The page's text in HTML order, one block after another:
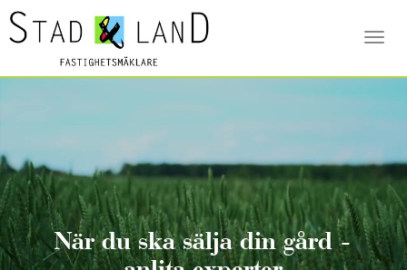
När du ska sälja din gård -